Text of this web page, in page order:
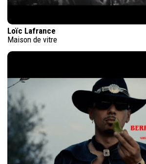
Loïc Lafrance
Maison de vitre